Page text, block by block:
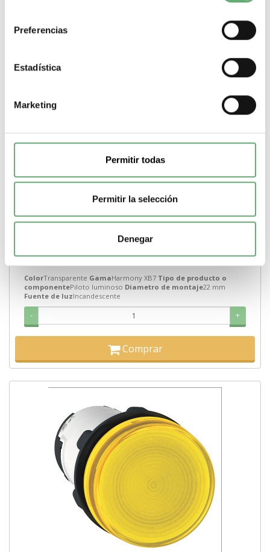
Preferencias
Estadística
Marketing
Permitir todas
Permitir la selección
Denegar
terminal tornillo ref. XB7EV77P Schneider Electric
ColorTransparente GamaHarmony XB7 Tipo de producto o
componentePiloto luminoso Diametro de montaje22 mm
Fuente de luzIncandescente
- +
Comprar